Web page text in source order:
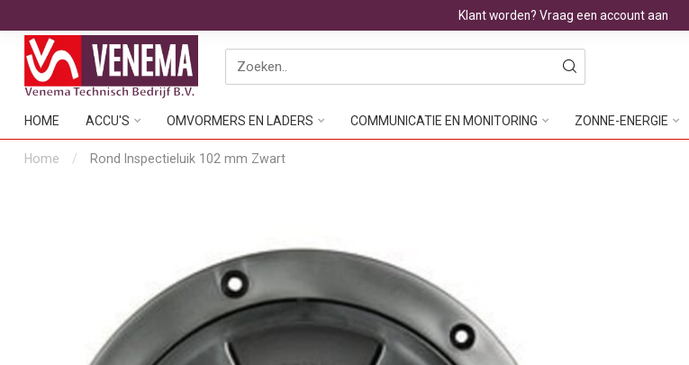
Klant worden? Vraag een account aan
HOME ACCU'S OMVORMERS EN LADERS COMMUNICATIE EN MONITORING ZONNE-ENERGIE
Home / Rond Inspectieluik 102 mm Zwart